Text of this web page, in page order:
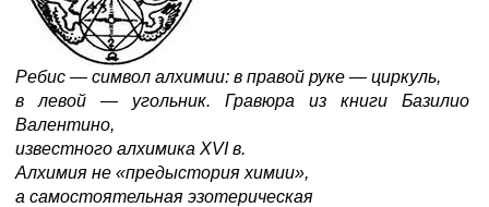
Ребис — символ алхимии: в правой руке — циркуль,
в левой — угольник. Гравюра из книги Базилио
Валентино,
известного алхимика XVI в.
Алхимия не «предыстория химии»,
а самостоятельная эзотерическая